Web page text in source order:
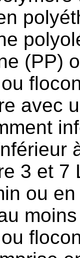
(PP)
avec
3 et 7
ou